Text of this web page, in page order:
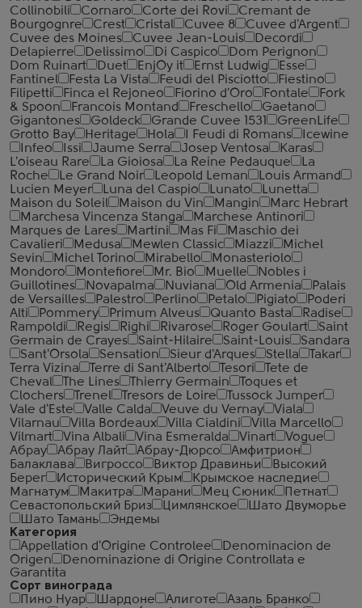
Collinobili
Cornaro Corte dei Rovi
Cremant de
Bourgognre
Crest Cristal Cuvee 8
Cuvee d'Argent
Cuvee des Moines
Cuvee Jean-Louis
Decordi
Delapierre
Delissimo Di Caspico
Dom Perignon
Dom Ruinart
Duet EnjOy it Ernst Ludwig
Esse
Fantinel
Festa La Vista Feudi del Pisciotto
Fiestino
Filipetti
Finca el Rejoneo Fiorino d'Oro Fontale
Fork
& Spoon
Francois Montand Freschello
Gaetano
Gigantones
Goldeck Grande Cuvee 1531
GreenLife
Grotto Bay
Heritage Hola I Feudi di Romans
Icewine
Infeo
Issi Jaume Serra Josep Ventosa
Karas
L'oiseau Rare
La Gioiosa La Reine Pedauque
La
Roche
Le Grand Noir Leopold Leman
Louis Armand
Lucien Meyer
Luna del Caspio Lunato
Lunetta
Maison du Soleil
Maison du Vin Mangin
Marc Hebrart
Marchesa Vincenza Stanga
Marchese Antinori
Marques de Lares
Martini Mas Fi
Maschio dei
Cavalieri
Medusa Mewlen Classic Miazzi
Michel
Sevin
Michel Torino Mirabello
Monasteriolo
Mondoro
Montefiore Mr. Bio Muelle
Nobles i
Guillotines
Novapalma Nuviana Old Armenia
Palais
de Versailles
Palestro Perlino Petalo Pigiato
Poderi
Alti
Pommery Primum Alveus Quanto Basta
Radise
Rampoldi
Regis Righi Rivarose Roger Goulart
Saint
Germain de Crayes
Saint-Hilaire Saint-Louis
Sandara
Sant'Orsola
Sensation Sieur d'Arques Stella
Takar
Terra Vizina
Terre di Sant'Alberto Tesori
Tete de
Cheval
The Lines Thierry Germain
Toques et
Clochers
Trenel Tresors de Loire
Tussock Jumper
Vale d'Este
Valle Calda Veuve du Vernay
Viala
Vilarnau
Villa Bordeaux Villa Cialdini
Villa Marcello
Vilmart
Vina Albali Vina Esmeralda Vinart
Vogue
Абрау
Абрау Лайт Абрау-Дюрсо
Амфитрион
Балаклава
Вигроссо Виктор Дравиньи
Высокий
Берег
Исторический Крым
Крымское наследие
Магнатум
Макитра Марани Мец Сюник
Петнат
Севастопольский Бриз
Цимлянское
Шато Двуморье
Шато Тамань
Эндемы
Категория
Appellation d'Origine Controlee
Denominacion de
Origen
Denominazione di Origine Controllata e
Garantita
Сорт винограда
Пино Нуар
Шардоне Алиготе
Азаль Бранко